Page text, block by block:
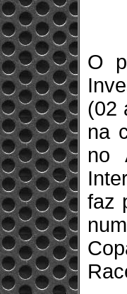
O
(02
na
no
faz